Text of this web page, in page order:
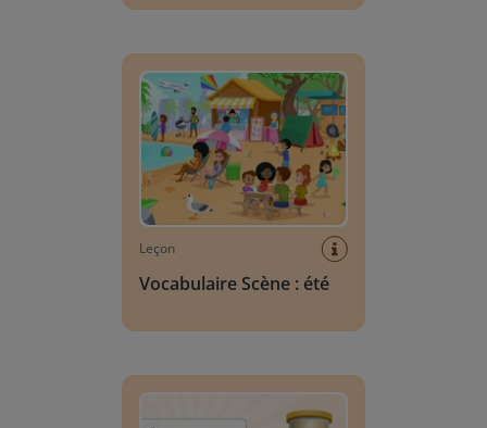
Football
Leçon
Vocabulaire Scène : été